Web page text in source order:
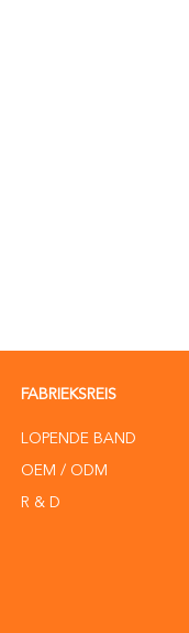
FABRIEKSREIS
LOPENDE BAND
OEM / ODM
R & D